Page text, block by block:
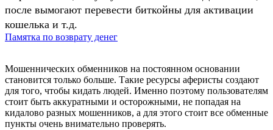
после вымогают перевести биткойны для активации
кошелька и т.д.
Памятка по возврату денег
Мошеннических обменников на постоянном основании
становится только больше. Такие ресурсы аферисты создают
для того, чтобы кидать людей. Именно поэтому пользователям
стоит быть аккуратными и осторожными, не попадая на
кидалово разных мошенников, а для этого стоит все обменные
пункты очень внимательно проверять.